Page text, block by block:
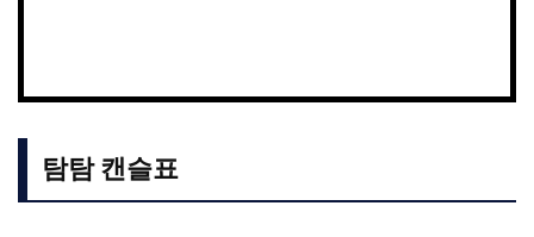
탐탐 캔슬표